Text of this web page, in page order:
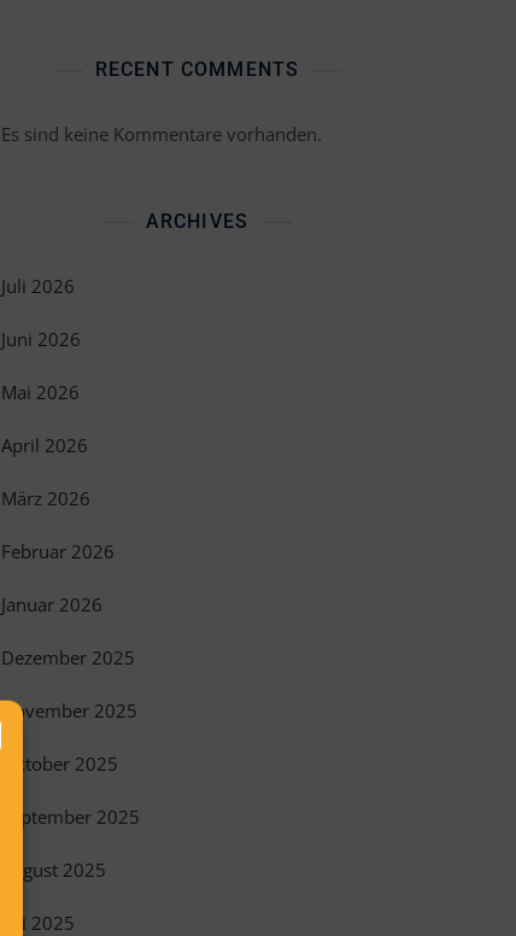
RECENT COMMENTS
Es sind keine Kommentare vorhanden.
ARCHIVES
Juli 2026
Juni 2026
Mai 2026
April 2026
März 2026
Februar 2026
Januar 2026
Dezember 2025
November 2025
Oktober 2025
September 2025
August 2025
Juli 2025